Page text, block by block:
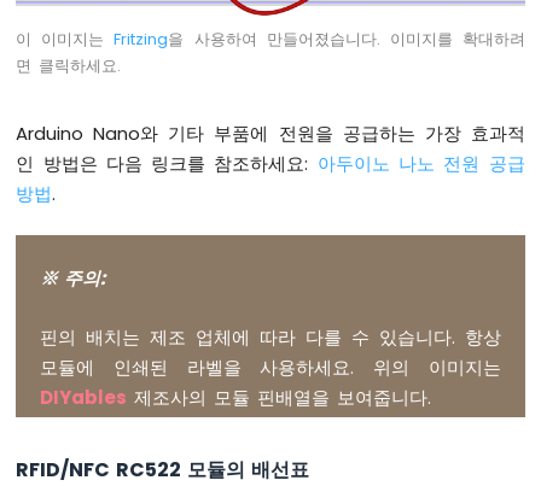
노
나
노
튼
-
게
이
이 이미지는Fritzing을 사용하여 만들어졌습니다. 이미지를 확대하려
면 클릭하세요.
Arduino Nano와 기타 부품에 전원을 공급하는 가장 효과적
인 방법은 다음 링크를 참조하세요: 아두이노 나노 전원 공급
방법.
※ 주의:
핀의 배치는 제조 업체에 따라 다를 수 있습니다. 항상
모듈에 인쇄된 라벨을 사용하세요. 위의 이미지는
DIYables 제조사의 모듈 핀배열을 보여줍니다.
RFID/NFC RC522 모듈의 배선표